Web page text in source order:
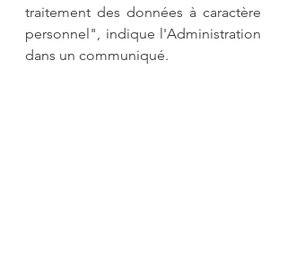
traitement des données à caractère
personnel", indique l'Administration
dans un communiqué.